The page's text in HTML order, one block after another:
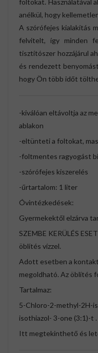
foltokat. Használatával
anélkül, hogy
A szórófejes kialakítás
felvitelt, így minden
tisztítószer hozzájárul
és rendezett
hogy Ön több időt
-kiválóan eltávoltja az
ablakon
-eltünteti a foltokat,
-foltmentes ragyogást
-szórófejes kiszerelés
-űrtartalom: 1 liter
Óvintézkedések:
Gyermekektől elzárva
SZEMBE KERÜLÉS
öblítés vízzel.
Adott esetben a
megoldható. Az öblítés
Tartalmaz:
5-Chloro-2-methyl-2H-
isothiazol- 3-one (3:1)-t
Itt megtekinthető és